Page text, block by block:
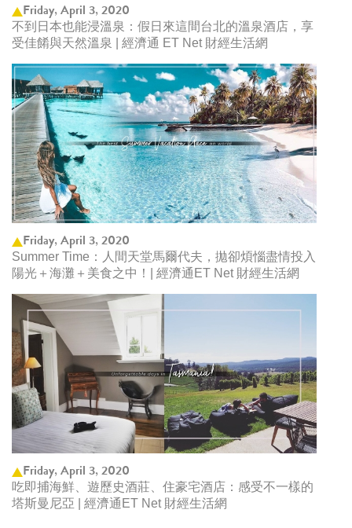
Friday, April 3, 2020
不到日本也能浸溫泉：假日來這間台北的溫泉酒店，享
受佳餚與天然溫泉 | 經濟通 ET Net 財經生活網
Friday, April 3, 2020
Summer Time：人間天堂馬爾代夫，拋卻煩惱盡情投入
陽光＋海灘＋美食之中！| 經濟通ET Net 財經生活網
Friday, April 3, 2020
吃即捕海鮮、遊歷史酒莊、住豪宅酒店：感受不一樣的
塔斯曼尼亞 | 經濟通ET Net 財經生活網